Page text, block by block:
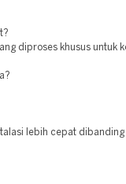
diproses khusus untuk
lebih cepat